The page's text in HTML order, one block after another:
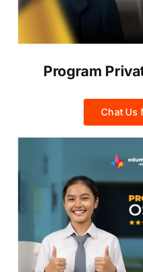
Program
Chat Us